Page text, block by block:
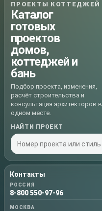
ПРОЕКТЫ КОТТЕДЖЕЙ
Каталог
готовых
проектов
домов,
коттеджей и
бань
Подбор проекта, изменения,
расчёт строительства и
консультация архитекторов в
одном месте.
НАЙТИ ПРОЕКТ
Контакты
РОССИЯ
8-800 550-97-96
МОСКВА